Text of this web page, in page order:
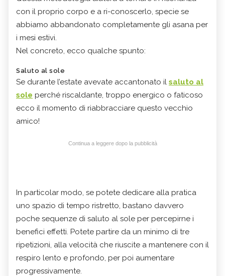
con il proprio corpo e a ri-conoscerlo, specie se
abbiamo abbandonato completamente gli asana per
i mesi estivi.
Nel concreto, ecco qualche spunto:
Saluto al sole
Se durante l’estate avevate accantonato il saluto al
sole perché riscaldante, troppo energico o faticoso
ecco il momento di riabbracciare questo vecchio
amico!
Continua a leggere dopo la pubblicità
In particolar modo, se potete dedicare alla pratica
uno spazio di tempo ristretto, bastano davvero
poche sequenze di saluto al sole per percepirne i
benefici effetti. Potete partire da un minimo di tre
ripetizioni, alla velocità che riuscite a mantenere con il
respiro lento e profondo, per poi aumentare
progressivamente.